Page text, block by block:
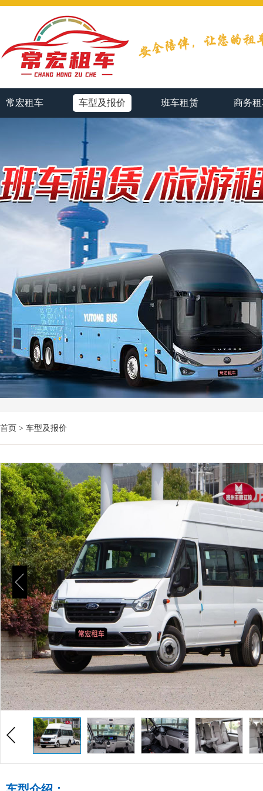
常宏租车 车型及报价 班车租赁 商务
首页 > 车型及报价